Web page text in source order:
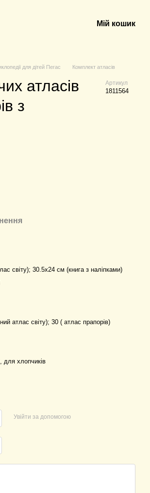
Мій кошик
для дітей Пегас Комплект атласів
атласів
з
Артикул
1811564
світу); 30.5х24 см (книга з наліпками)
атлас світу); 30 ( атлас прапорів)
для хлопчиків
Увійти за допомогою